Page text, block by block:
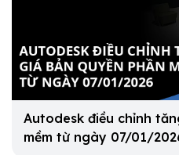
Autodesk điều chỉnh
mềm từ ngày 07/01/